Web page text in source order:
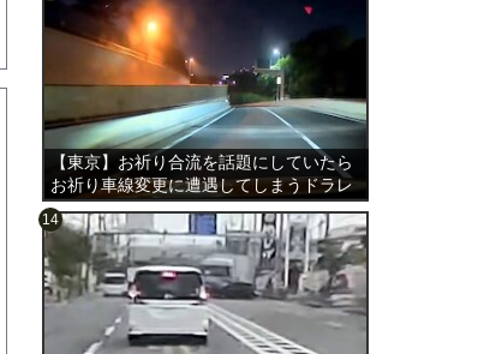
【東京】お祈り合流を話題にしていたら
お祈り車線変更に遭遇してしまうドラレ
コ。